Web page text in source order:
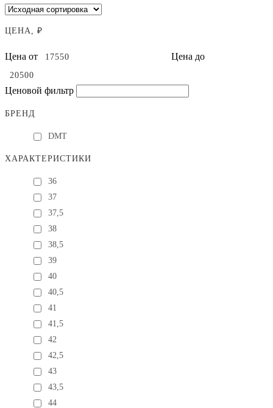
ЦЕНА, ₽
Цена от Цена до
Ценовой фильтр
БРЕНД
DMT
ХАРАКТЕРИСТИКИ
36
37
37,5
38
38,5
39
40
40,5
41
41,5
42
42,5
43
43,5
44